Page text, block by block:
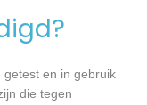
getest en in gebruik
die tegen